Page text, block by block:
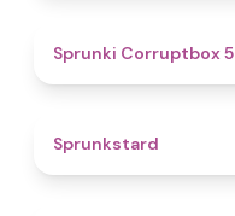
Sprunki Corruptbox 5
Sprunkstard